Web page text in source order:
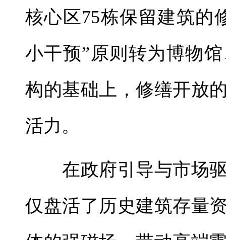
核心区75栋保留建筑的
小干预”原则转为博物
构的基础上，修缮开放
活力。
在政府引导与市场驱
仅盘活了历史建筑存量